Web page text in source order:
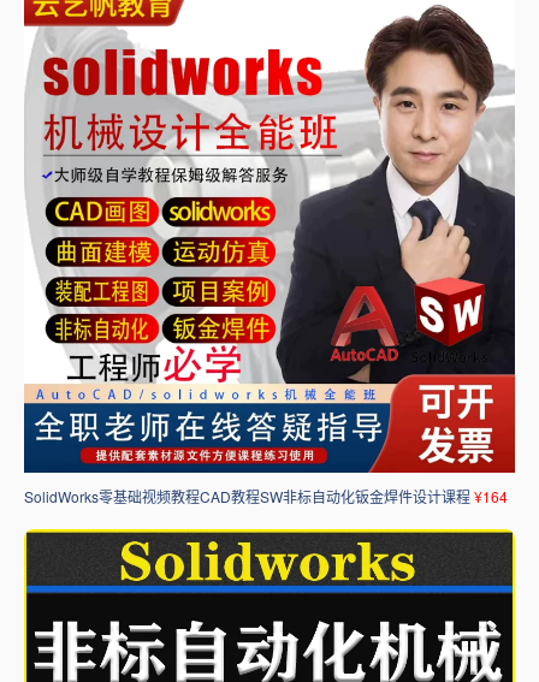
SolidWorks零基础视频教程CAD教程SW非标自动化钣金焊件设计课程¥164